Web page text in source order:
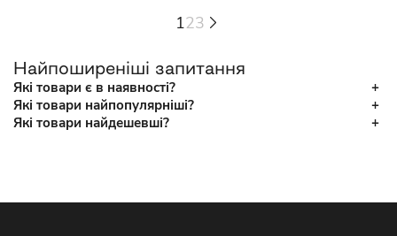
123
Найпоширеніші запитання
Які товари є в наявності?
Які товари найпопулярніші?
Які товари найдешевші?